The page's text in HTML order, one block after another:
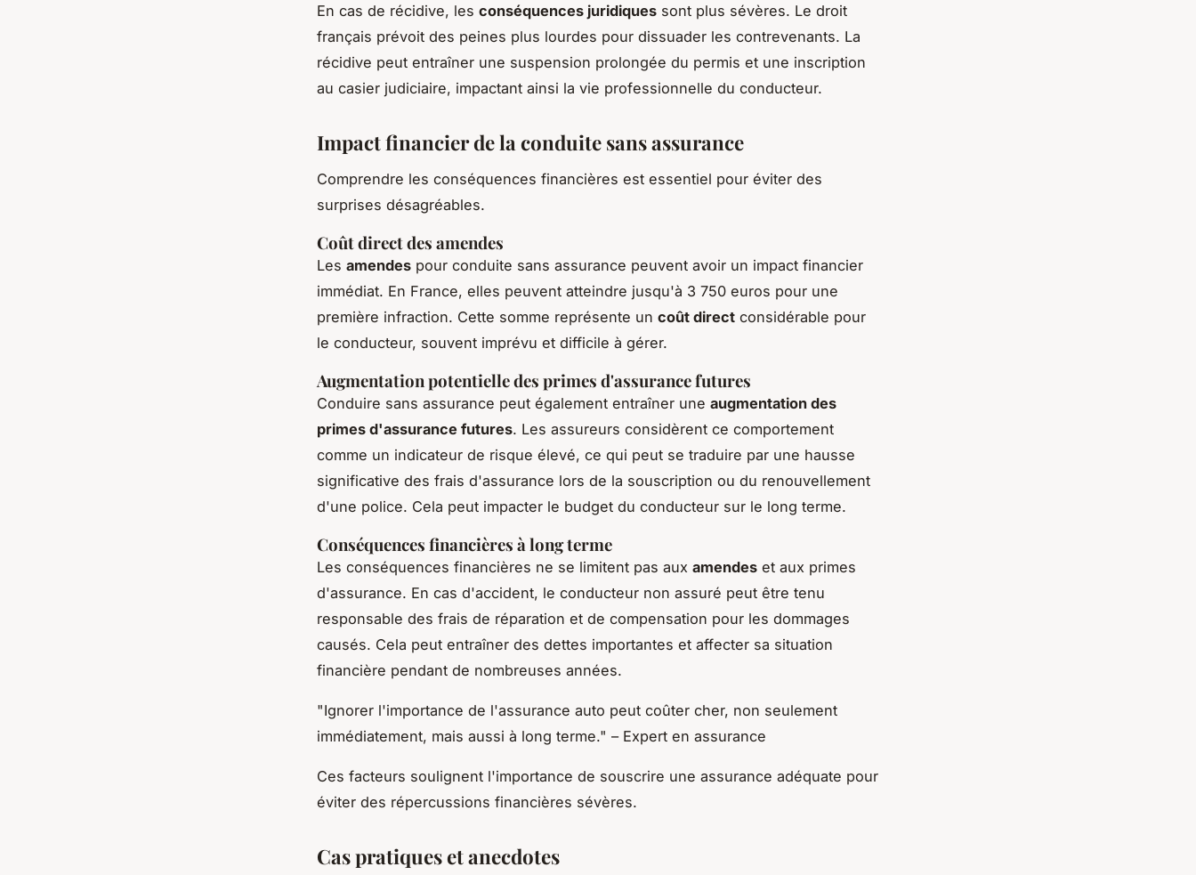
En cas de récidive, les conséquences juridiques sont plus sévères. Le droit
français prévoit des peines plus lourdes pour dissuader les contrevenants. La
récidive peut entraîner une suspension prolongée du permis et une inscription
au casier judiciaire, impactant ainsi la vie professionnelle du conducteur.
Impact financier de la conduite sans assurance
Comprendre les conséquences financières est essentiel pour éviter des
surprises désagréables.
Coût direct des amendes
Les amendes pour conduite sans assurance peuvent avoir un impact financier
immédiat. En France, elles peuvent atteindre jusqu'à 3 750 euros pour une
première infraction. Cette somme représente un coût direct considérable pour
le conducteur, souvent imprévu et difficile à gérer.
Augmentation potentielle des primes d'assurance futures
Conduire sans assurance peut également entraîner une augmentation des
primes d'assurance futures. Les assureurs considèrent ce comportement
comme un indicateur de risque élevé, ce qui peut se traduire par une hausse
significative des frais d'assurance lors de la souscription ou du renouvellement
d'une police. Cela peut impacter le budget du conducteur sur le long terme.
Conséquences financières à long terme
Les conséquences financières ne se limitent pas aux amendes et aux primes
d'assurance. En cas d'accident, le conducteur non assuré peut être tenu
responsable des frais de réparation et de compensation pour les dommages
causés. Cela peut entraîner des dettes importantes et affecter sa situation
financière pendant de nombreuses années.
"Ignorer l'importance de l'assurance auto peut coûter cher, non seulement
immédiatement, mais aussi à long terme." – Expert en assurance
Ces facteurs soulignent l'importance de souscrire une assurance adéquate pour
éviter des répercussions financières sévères.
Cas pratiques et anecdotes